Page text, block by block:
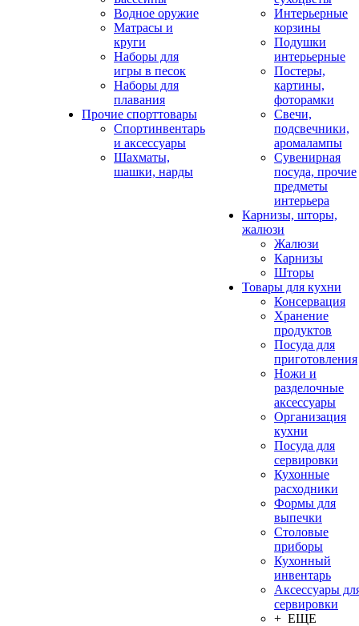
Водное оружие
Матрасы и
круги
Наборы для
игры в песок
Наборы для
плавания
Прочие спорттовары
Спортинвентарь
и аксессуары
Шахматы,
шашки, нарды
Интерьерные
корзины
Подушки
интерьерные
Постеры,
картины,
фоторамки
Свечи,
подсвечники,
аромалампы
Сувенирная
посуда, прочие
предметы
интерьера
Карнизы, шторы,
жалюзи
Жалюзи
Карнизы
Шторы
Товары для кухни
Консервация
Хранение
продуктов
Посуда для
приготовления
Ножи и
разделочные
аксессуары
Организация
кухни
Посуда для
сервировки
Кухонные
расходники
Формы для
выпечки
Столовые
приборы
Кухонный
инвентарь
Аксессуары
сервировки
+ ЕЩЕ